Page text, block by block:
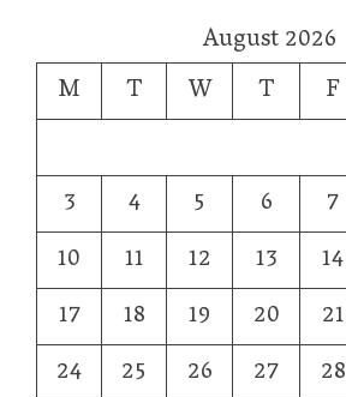
August 2026
M
T W T F
3
4 5 6 7
10
11 12 13 14
17
18 19 20 21
24
25 26 27 28